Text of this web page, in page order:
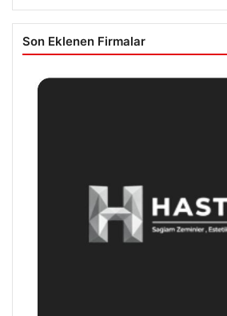
Son Eklenen Firmalar